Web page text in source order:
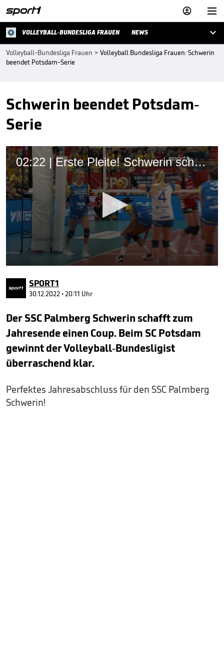


VOLLEYBALL-BUNDESLIGA FRAUEN NEWS 
Volleyball-Bundesliga Frauen > Volleyball Bundesliga Frauen: Schwerin
beendet Potsdam-Serie
Schwerin beendet Potsdam-
Serie
02:22 | Erste Pleite! Schwerin schockt Liga-Primus Potsdam
seconds
of
minutes,
seconds
SPORT1
30.12.2022 • 20:11 Uhr
Der SSC Palmberg Schwerin schafft zum
Jahresende einen Coup. Beim SC Potsdam
gewinnt der Volleyball-Bundesligist
überraschend klar.
Perfektes Jahresabschluss für den SSC Palmberg
Schwerin!